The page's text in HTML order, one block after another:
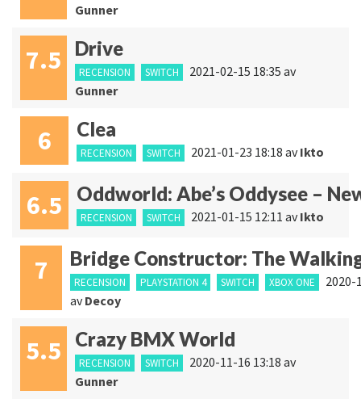
Gunner
7.5 Drive
RECENSION SWITCH 2021-02-15 18:35 av
Gunner
6 Clea
RECENSION SWITCH 2021-01-23 18:18 avIkto
6.5 Oddworld: Abe’s Oddysee –
RECENSION SWITCH 2021-01-15 12:11 avIkto
7 Bridge Constructor: The
RECENSION PLAYSTATION 4 SWITCH XBOX ONE
2020-
avDecoy
5.5 Crazy BMX World
RECENSION SWITCH 2020-11-16 13:18 av
Gunner